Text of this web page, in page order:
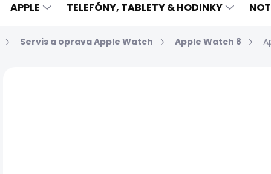
APPLE TELEFÓNY, TABLETY & HODINKY
Servis a oprava Apple Watch Apple Watch 8